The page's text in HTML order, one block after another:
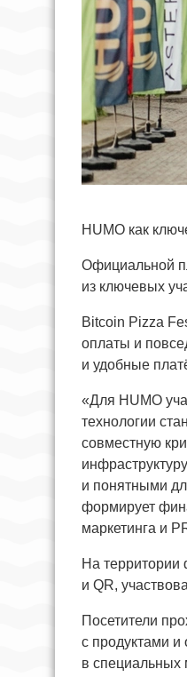
HUMO как
Официальной
из ключевых
Bitcoin Pizza
оплаты и
и удобные
«Для HUMO
технологии
совместную
и понятными
формирует
маркетинга и
На территории
и QR,
Посетители
с продуктами
в специальных